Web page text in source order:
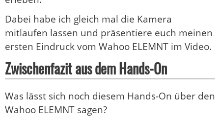
Dabei habe ich gleich mal die Kamera
mitlaufen lassen und präsentiere euch meinen
ersten Eindruck vom Wahoo ELEMNT im Video.
Zwischenfazit aus dem Hands-On
Was lässt sich noch diesem Hands-On über den
Wahoo ELEMNT sagen?